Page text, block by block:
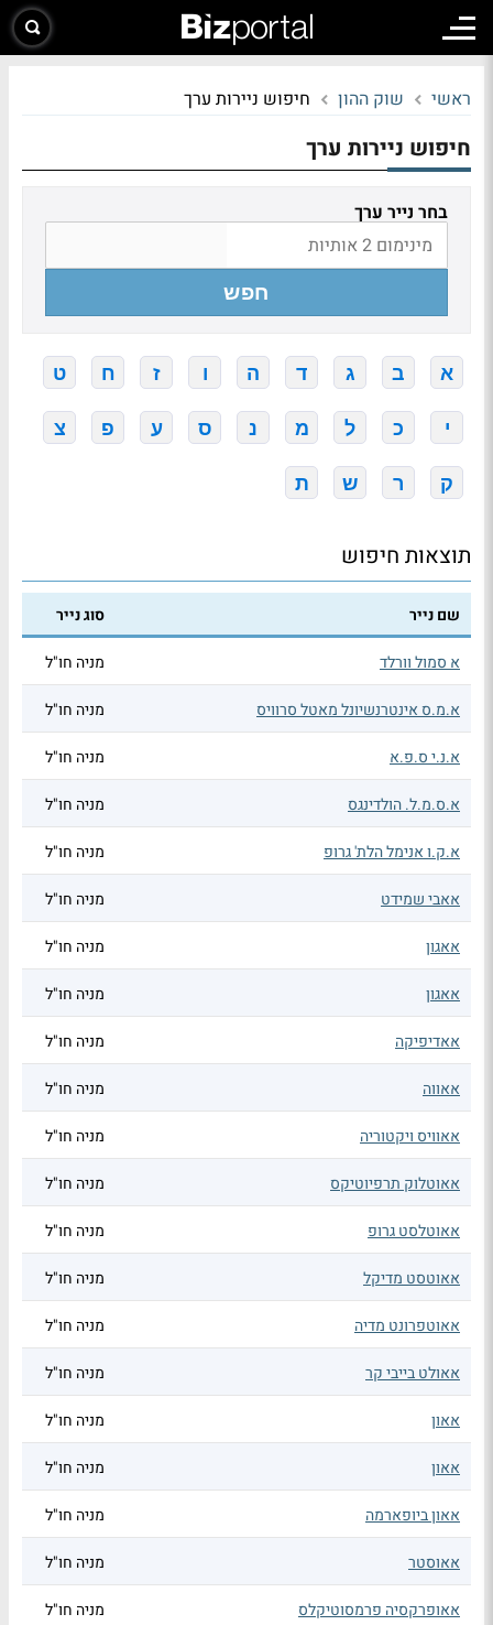
ראשי שוק ההון חיפוש ניירות ערך
חיפוש ניירות ערך
בחר נייר ערך
חפש
א ב ג ד ה ו ז ח ט
י כ ל מ נ ס ע פ צ
ק ר ש ת
תוצאות חיפוש
שם נייר סוג נייר
א סמול וורלד מניה חו"ל
א.מ.ס אינטרנשיונל מאטל סרוויס מניה חו"ל
א.נ.י ס.פ.א מניה חו"ל
א.ס.מ.ל. הולדינגס מניה חו"ל
א.ק.ו אנימל הלת' גרופ מניה חו"ל
אאבי שמידט מניה חו"ל
אאגון מניה חו"ל
אאגון מניה חו"ל
אאדיפיקה מניה חו"ל
אאווה מניה חו"ל
אאוויס ויקטוריה מניה חו"ל
אאוטלוק תרפיוטיקס מניה חו"ל
אאוטלסט גרופ מניה חו"ל
אאוטסט מדיקל מניה חו"ל
אאוטפרונט מדיה מניה חו"ל
אאולט בייבי קר מניה חו"ל
אאון מניה חו"ל
אאון מניה חו"ל
אאון ביופארמה מניה חו"ל
אאוסטר מניה חו"ל
אאופרקסיה פרמסוטיקלס מניה חו"ל